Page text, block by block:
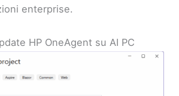
enterprise.
HP OneAgent su AI PC